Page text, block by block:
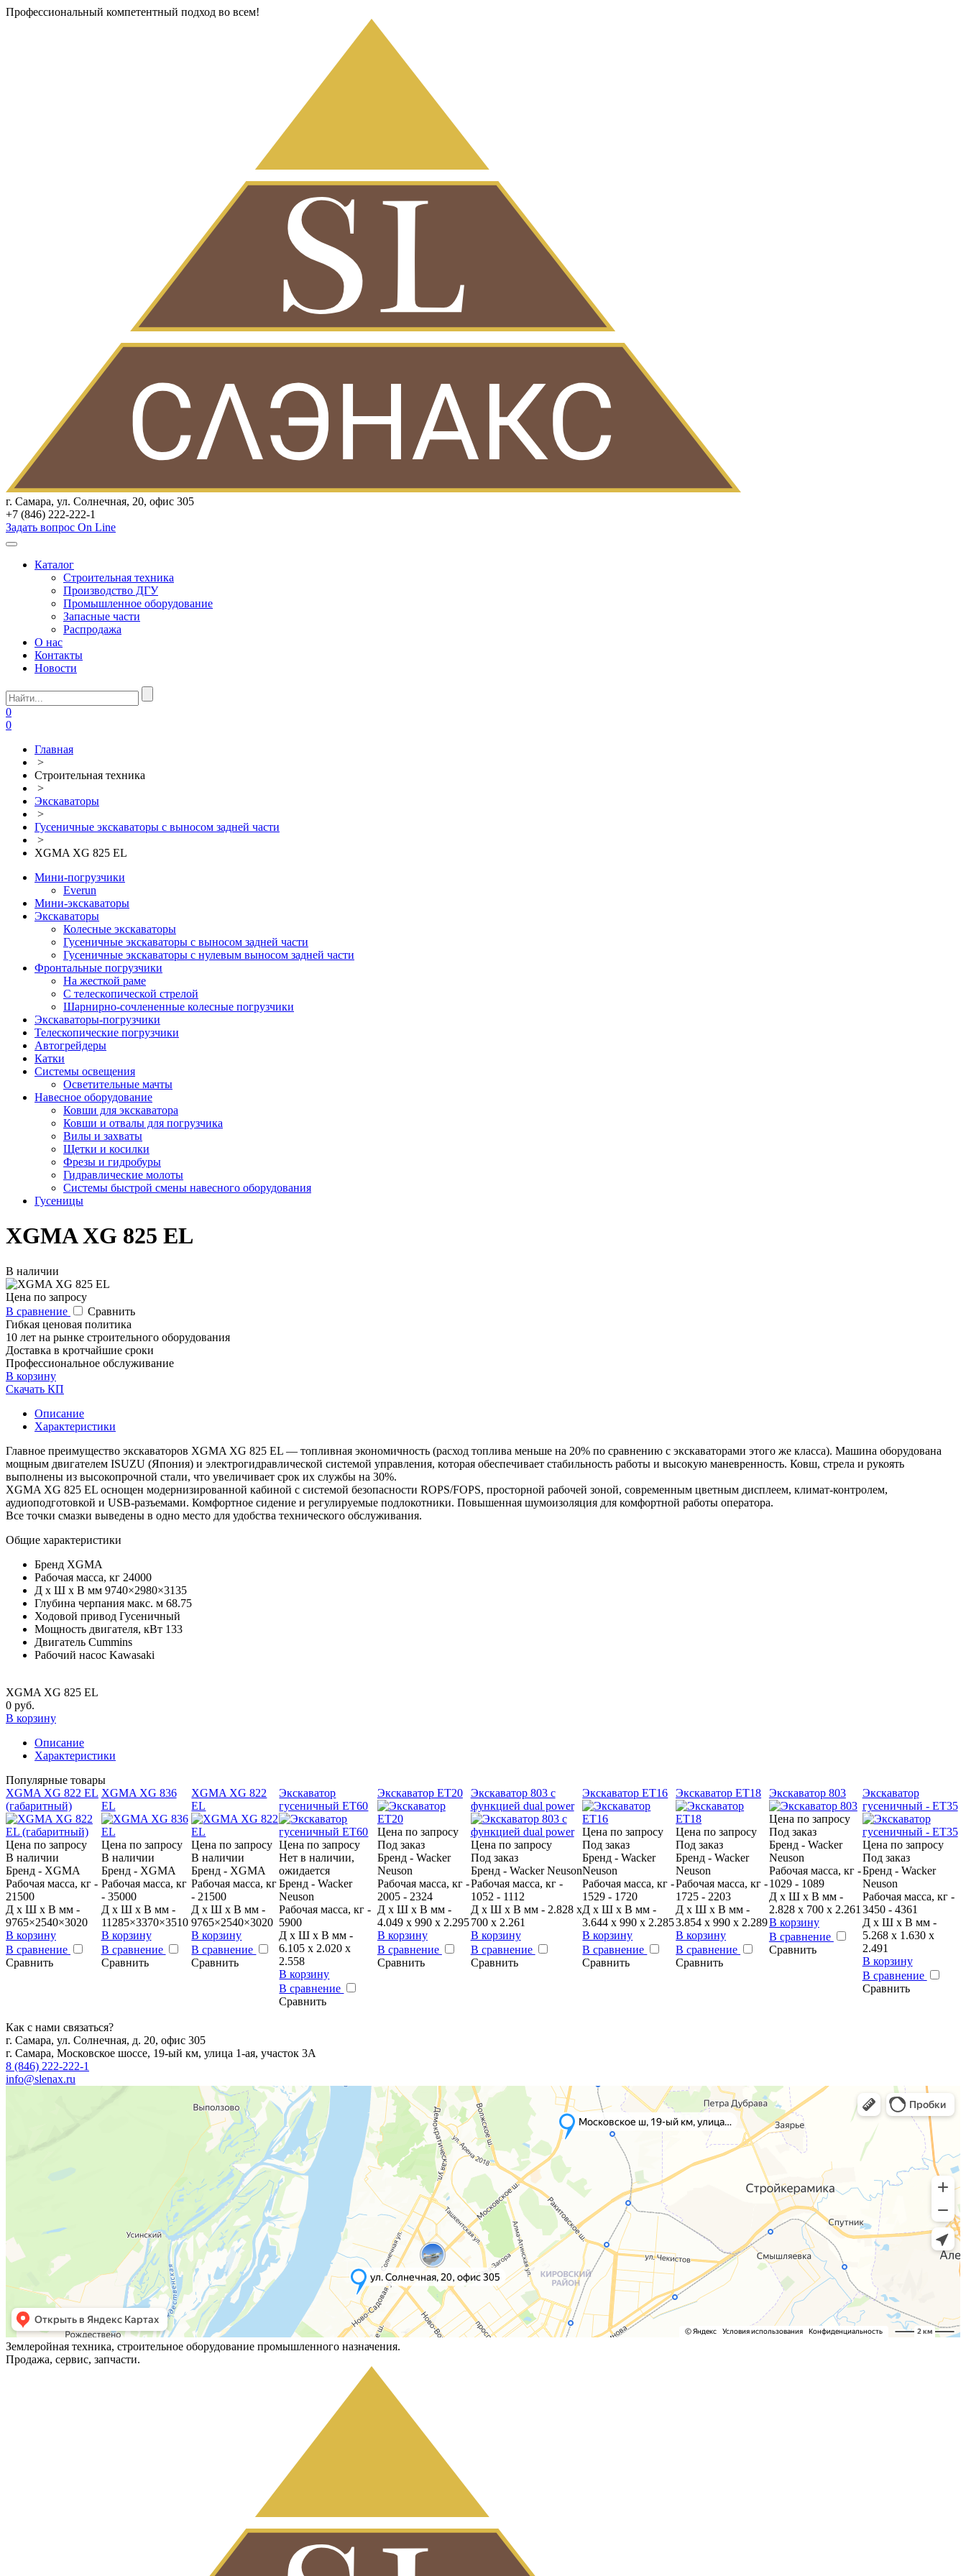
Профессиональный компетентный подход во всем!
г. Самара, ул. Солнечная, 20, офис 305
+7 (846) 222-222-1
Задать вопрос On Line
Каталог
Строительная техника
Производство ДГУ
Промышленное оборудование
Запасные части
Распродажа
О нас
Контакты
Новости
0
0
Главная
>
Строительная техника
>
Экскаваторы
>
Гусеничные экскаваторы с выносом задней части
>
XGMA XG 825 EL
Мини-погрузчики
Everun
Мини-экскаваторы
Экскаваторы
Колесные экскаваторы
Гусеничные экскаваторы с выносом задней части
Гусеничные экскаваторы с нулевым выносом задней части
Фронтальные погрузчики
На жесткой раме
С телескопической стрелой
Шарнирно-сочлененные колесные погрузчики
Экскаваторы-погрузчики
Телескопические погрузчики
Автогрейдеры
Катки
Системы освещения
Осветительные мачты
Навесное оборудование
Ковши для экскаватора
Ковши и отвалы для погрузчика
Вилы и захваты
Щетки и косилки
Фрезы и гидробуры
Гидравлические молоты
Системы быстрой смены навесного оборудования
Гусеницы
XGMA XG 825 EL
В наличии
Цена по запросу
В сравнение
Сравнить
Гибкая ценовая политика
10 лет на рынке строительного оборудования
Доставка в кротчайшие сроки
Профессиональное обслуживание
В корзину
Скачать КП
Описание
Характеристики
Главное преимущество экскаваторов XGMA XG 825 EL — топливная экономичность (расход топлива меньше на 20% по сравнению с экскаваторами этого же класса). Машина оборудована
мощным двигателем ISUZU (Япония) и электрогидравлической системой управления, которая обеспечивает стабильность работы и высокую маневренность. Ковш, стрела и рукоять
выполнены из высокопрочной стали, что увеличивает срок их службы на 30%.
XGMA XG 825 EL оснощен модернизированной кабиной с системой безопасности ROPS/FOPS, просторной рабочей зоной, современным цветным дисплеем, климат-контролем,
аудиоподготовкой и USB-разъемами. Комфортное сидение и регулируемые подлокотники. Повышенная шумоизоляция для комфортной работы оператора.
Все точки смазки выведены в одно место для удобства технического обслуживания.
Общие характеристики
Бренд XGMA
Рабочая масса, кг 24000
Д x Ш x В мм 9740×2980×3135
Глубина черпания макс. м 68.75
Ходовой привод Гусеничный
Мощность двигателя, кВт 133
Двигатель Cummins
Рабочий насос Kawasaki
XGMA XG 825 EL
0 руб.
В корзину
Описание
Характеристики
Популярные товары
XGMA XG 822 EL
(габаритный)
Цена по запросу
В наличии
Бренд - XGMA
Рабочая масса, кг -
21500
Д x Ш x В мм -
9765×2540×3020
В корзину
В сравнение
Сравнить
XGMA XG 836
EL
Цена по запросу
В наличии
Бренд - XGMA
Рабочая масса, кг
- 35000
Д x Ш x В мм -
11285×3370×3510
В корзину
В сравнение
Сравнить
XGMA XG 822
EL
Цена по запросу
В наличии
Бренд - XGMA
Рабочая масса, кг
- 21500
Д x Ш x В мм -
9765×2540×3020
В корзину
В сравнение
Сравнить
Экскаватор
гусеничный ET60
Цена по запросу
Нет в наличии,
ожидается
Бренд - Wacker
Neuson
Рабочая масса, кг -
5900
Д x Ш x В мм -
6.105 x 2.020 x
2.558
В корзину
В сравнение
Сравнить
Экскаватор ET20
Цена по запросу
Под заказ
Бренд - Wacker
Neuson
Рабочая масса, кг -
2005 - 2324
Д x Ш x В мм -
4.049 x 990 x 2.295
В корзину
В сравнение
Сравнить
Экскаватор 803 с
функцией dual power
Цена по запросу
Под заказ
Бренд - Wacker Neuson
Рабочая масса, кг -
1052 - 1112
Д x Ш x В мм - 2.828 x
700 x 2.261
В корзину
В сравнение
Сравнить
Экскаватор ET16
Цена по запросу
Под заказ
Бренд - Wacker
Neuson
Рабочая масса, кг -
1529 - 1720
Д x Ш x В мм -
3.644 x 990 x 2.285
В корзину
В сравнение
Сравнить
Экскаватор ET18
Цена по запросу
Под заказ
Бренд - Wacker
Neuson
Рабочая масса, кг -
1725 - 2203
Д x Ш x В мм -
3.854 x 990 x 2.289
В корзину
В сравнение
Сравнить
Экскаватор 803
Цена по запросу
Под заказ
Бренд - Wacker
Neuson
Рабочая масса, кг -
1029 - 1089
Д x Ш x В мм -
2.828 x 700 x 2.261
В корзину
В сравнение
Сравнить
Экскаватор
гусеничный - ET35
Цена по запросу
Под заказ
Бренд - Wacker
Neuson
Рабочая масса, кг -
3450 - 4361
Д x Ш x В мм -
5.268 x 1.630 x
2.491
В корзину
В сравнение
Сравнить
Как с нами связаться?
г. Самара, ул. Солнечная, д. 20, офис 305
г. Самара, Московское шоссе, 19-ый км, улица 1-ая, участок 3А
8 (846) 222-222-1
info@slenax.ru
Землеройная техника, строительное оборудование промышленного назначения.
Продажа, сервис, запчасти.